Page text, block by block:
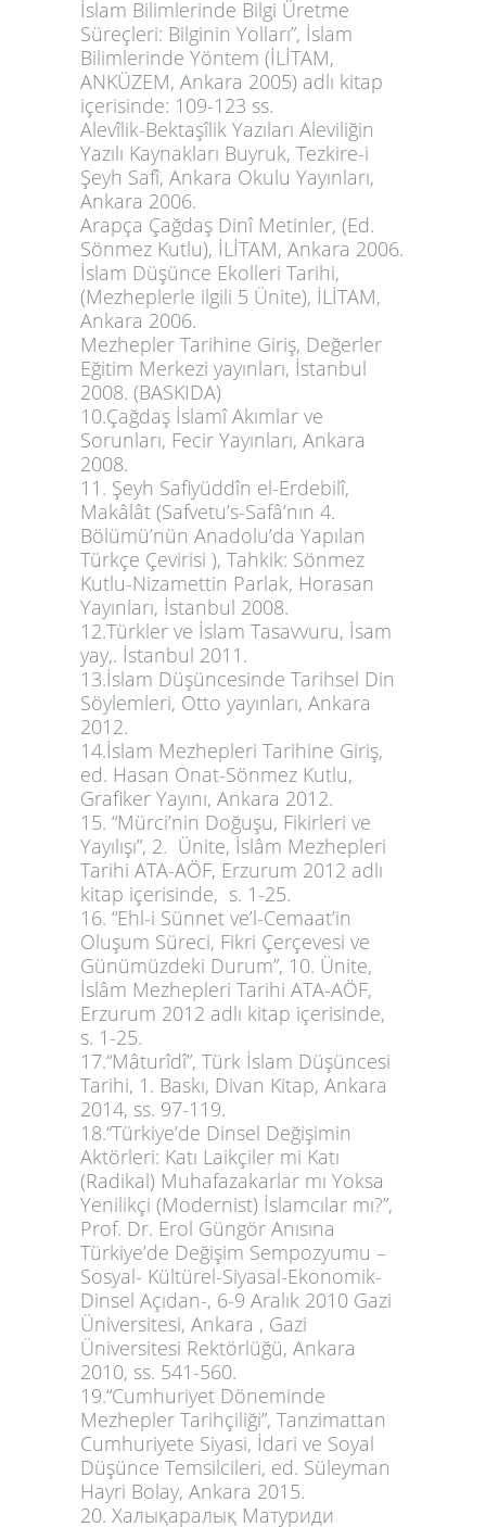
İslam Bilimlerinde Bilgi Üretme
Süreçleri: Bilginin Yolları”, İslam
Bilimlerinde Yöntem (İLİTAM,
ANKÜZEM, Ankara 2005) adlı kitap
içerisinde: 109-123 ss.
Alevîlik-Bektaşîlik Yazıları Aleviliğin
Yazılı Kaynakları Buyruk, Tezkire-i
Şeyh Safî, Ankara Okulu Yayınları,
Ankara 2006.
Arapça Çağdaş Dinî Metinler, (Ed.
Sönmez Kutlu), İLİTAM, Ankara 2006.
İslam Düşünce Ekolleri Tarihi,
(Mezheplerle ilgili 5 Ünite), İLİTAM,
Ankara 2006.
Mezhepler Tarihine Giriş, Değerler
Eğitim Merkezi yayınları, İstanbul
2008. (BASKIDA)
10.Çağdaş İslamî Akımlar ve
Sorunları, Fecir Yayınları, Ankara
2008.
11. Şeyh Safiyüddîn el-Erdebilî,
Makâlât (Safvetu’s-Safâ’nın 4.
Bölümü’nün Anadolu’da Yapılan
Türkçe Çevirisi ), Tahkik: Sönmez
Kutlu-Nizamettin Parlak, Horasan
Yayınları, İstanbul 2008.
12.Türkler ve İslam Tasavvuru, İsam
yay,. İstanbul 2011 .
13.İslam Düşüncesinde Tarihsel Din
Söylemleri, Otto yayınları, Ankara
2012.
14.İslam Mezhepleri Tarihine Giriş,
ed. Hasan Onat-Sönmez Kutlu,
Grafiker Yayını, Ankara 2012.
15. “Mürci’nin Doğuşu, Fikirleri ve
Yayılışı”, 2. Ünite, İslâm Mezhepleri
Tarihi ATA-AÖF, Erzurum 2012 adlı
kitap içerisinde, s. 1-25.
16. “Ehl-i Sünnet ve’l-Cemaat’in
Oluşum Süreci, Fikri Çerçevesi ve
Günümüzdeki Durum”, 10. Ünite,
İslâm Mezhepleri Tarihi ATA-AÖF,
Erzurum 2012 adlı kitap içerisinde,
s. 1-25.
17.“Mâturîdî”, Türk İslam Düşüncesi
Tarihi, 1. Baskı, Divan Kitap, Ankara
2014, ss. 97-119.
18.“Türkiye’de Dinsel Değişimin
Aktörleri: Katı Laikçiler mi Katı
(Radikal) Muhafazakarlar mı Yoksa
Yenilikçi (Modernist) İslamcılar mı?”,
Prof. Dr. Erol Güngör Anısına
Türkiye’de Değişim Sempozyumu –
Sosyal- Kültürel-Siyasal-Ekonomik-
Dinsel Açıdan-, 6-9 Aralık 2010 Gazi
Üniversitesi, Ankara , Gazi
Üniversitesi Rektörlüğü, Ankara
2010, ss. 541-560.
19.“Cumhuriyet Döneminde
Mezhepler Tarihçiliği”, Tanzimattan
Cumhuriyete Siyasi, İdari ve Soyal
Düşünce Temsilcileri, ed. Süleyman
Hayri Bolay, Ankara 2015.
20. Халықаралық Матуриди